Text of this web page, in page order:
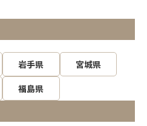
岩手県
宮城県
福島県